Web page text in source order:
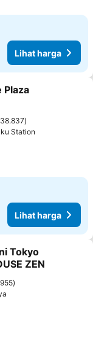
Lihat harga
ke favorit
Plaza
38.837
Station
Lihat harga
ke favorit
Tokyo
ZEN
955